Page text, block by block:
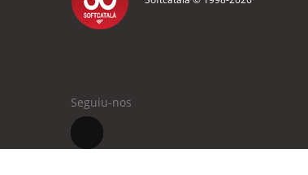
Seguiu-nos